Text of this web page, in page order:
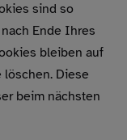
sind so
Ende Ihres
bleiben auf
Diese
beim nächsten